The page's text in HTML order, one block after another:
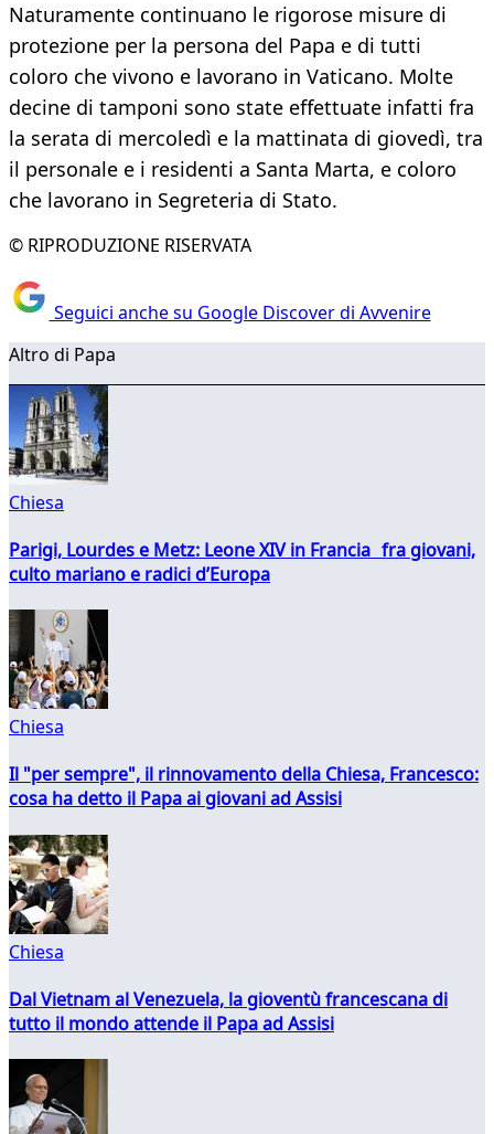
Naturamente continuano le rigorose misure di
protezione per la persona del Papa e di tutti
coloro che vivono e lavorano in Vaticano. Molte
decine di tamponi sono state effettuate infatti fra
la serata di mercoledì e la mattinata di giovedì, tra
il personale e i residenti a Santa Marta, e coloro
che lavorano in Segreteria di Stato.
© RIPRODUZIONE RISERVATA
Seguici anche su Google Discover di Avvenire
Altro di Papa
Chiesa
Parigi, Lourdes e Metz: Leone XIV in Francia fra giovani,
culto mariano e radici d’Europa
Chiesa
Il "per sempre", il rinnovamento della Chiesa, Francesco:
cosa ha detto il Papa ai giovani ad Assisi
Chiesa
Dal Vietnam al Venezuela, la gioventù francescana di
tutto il mondo attende il Papa ad Assisi